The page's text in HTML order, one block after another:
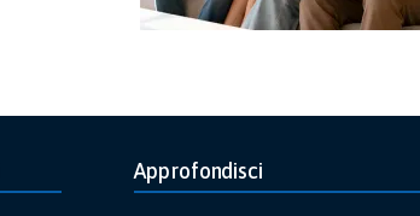
Approfondisci